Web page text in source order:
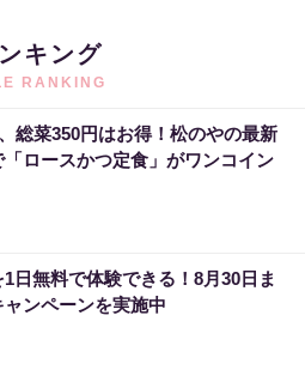
キング
RANKING
総菜350円はお得！松のやの最新
「ロースかつ定食」がワンコイン
1日無料で体験できる！8月30日ま
ンペーンを実施中